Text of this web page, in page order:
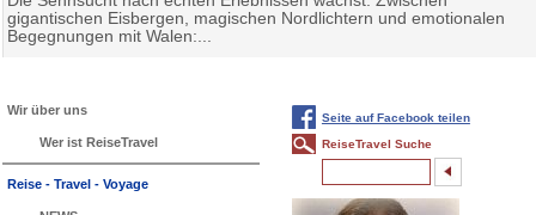
gigantischen Eisbergen, magischen Nordlichtern und emotionalen
Begegnungen mit Walen:...
Wir über uns
Wer ist ReiseTravel
Reise - Travel - Voyage
Seite auf Facebook teilen
ReiseTravel Suche